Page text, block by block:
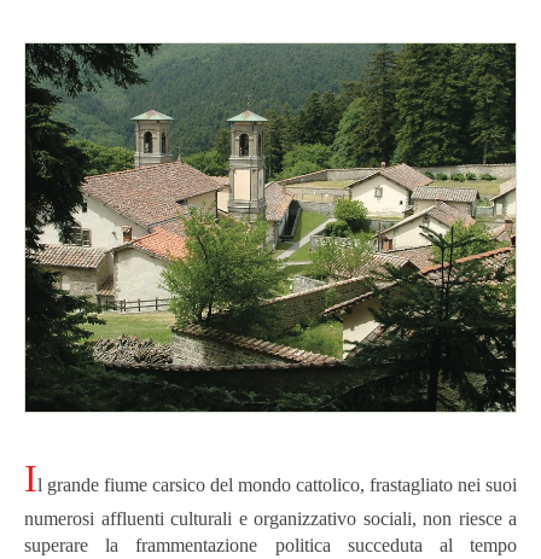
Il grande fiume carsico del mondo cattolico, frastagliato nei suoi
numerosi affluenti culturali e organizzativo sociali, non riesce a
superare la frammentazione politica succeduta al tempo